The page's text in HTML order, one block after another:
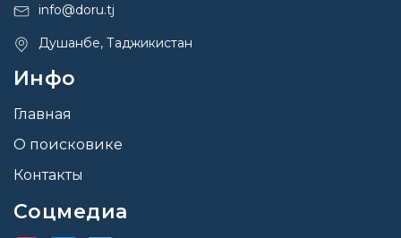
info@doru.tj
Душанбе, Таджикистан
Инфо
Главная
О поисковике
Контакты
Соцмедиа